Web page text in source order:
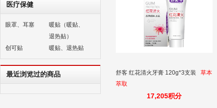
医疗保健
眼罩、耳塞
暖贴（暖贴、
退热贴）
创可贴
暖贴、退热贴
最近浏览过的商品 舒客 红花清火牙膏 120g*3支装
草本
萃取
17,205积分